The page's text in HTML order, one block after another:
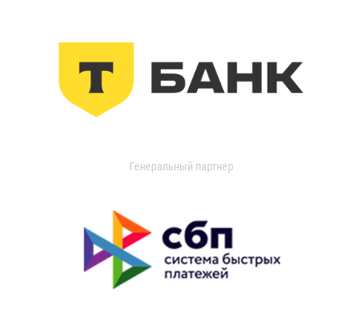
Генеральный партнер